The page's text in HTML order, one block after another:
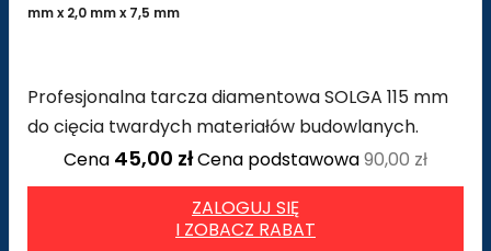
mm x 2,0 mm x 7,5 mm
Profesjonalna tarcza diamentowa SOLGA 115 mm
do cięcia twardych materiałów budowlanych.
Cena 45,00 złCena podstawowa90,00 zł
ZALOGUJ SIĘ
I ZOBACZ RABAT